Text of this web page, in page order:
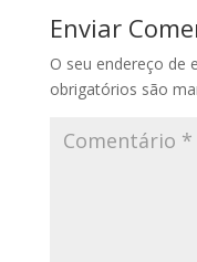
Enviar
O seu endereço de
obrigatórios são